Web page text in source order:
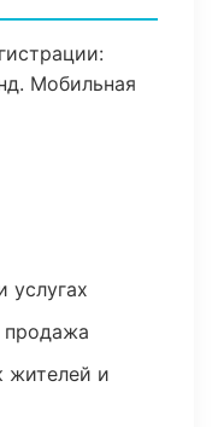
Мобильная
услугах
жителей и